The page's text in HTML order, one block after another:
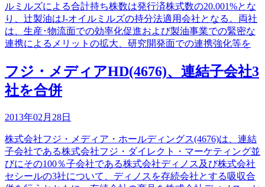
ルミルズによる合計持ち株数は発行済株式数の20.001%とな
り、辻製油はJ-オイルミルズの持分法適用会社となる。両社
は、生産･物流面での効率化促進および製油事業での緊密な
連携によるメリットの拡大、研究開発面での連携強化等を
フジ・メディアHD(4676)、連結子会社3
社を合併
2013年02月28日
株式会社フジ・メディア・ホールディングス(4676)は、連結
子会社である株式会社フジ・ダイレクト・マーケティング並
びにその100％子会社である株式会社ディノス及び株式会社
セシールの3社について、ディノスを存続会社とする吸収合